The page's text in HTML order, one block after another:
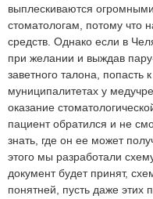
выплескиваются
стоматологам, потому что
средств. Однако если в
при желании и выждав
заветного талона, попасть
муниципалитетах у
оказание
пациент обратился и не
знать, где он ее может
этого мы разработали
документ будет принят,
понятней, пусть даже этих